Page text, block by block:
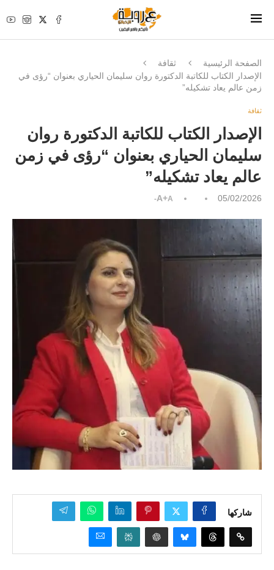
الصفحة الرئيسية
ثقافة
الإصدار الكتاب للكاتبة الدكتورة روان سليمان الحياري بعنوان “رؤى في
زمن عالم يعاد تشكيله”
ثقافة
الإصدار الكتاب للكاتبة الدكتورة روان
سليمان الحياري بعنوان “رؤى في زمن
عالم يعاد تشكيله”
05/02/2026
A+A-
شاركها